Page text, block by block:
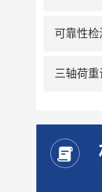
可靠性
三轴荷